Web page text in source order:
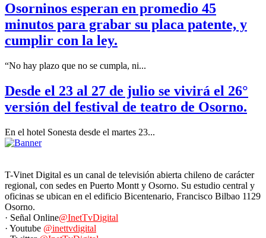
Osorninos esperan en promedio 45
minutos para grabar su placa patente, y
cumplir con la ley.
“No hay plazo que no se cumpla, ni...
Desde el 23 al 27 de julio se vivirá el 26°
versión del festival de teatro de Osorno.
En el hotel Sonesta desde el martes 23...
T-Vinet Digital es un canal de televisión abierta chileno de carácter
regional, con sedes en Puerto Montt y Osorno. Su estudio central y
oficinas se ubican en el edificio Bicentenario, Francisco Bilbao 1129
Osorno.
· Señal Online@InetTvDigital
· Youtube @inettvdigital